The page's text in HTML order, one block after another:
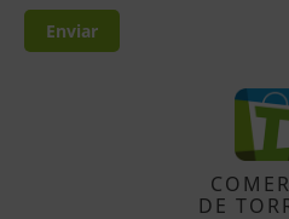
Enviar
DE